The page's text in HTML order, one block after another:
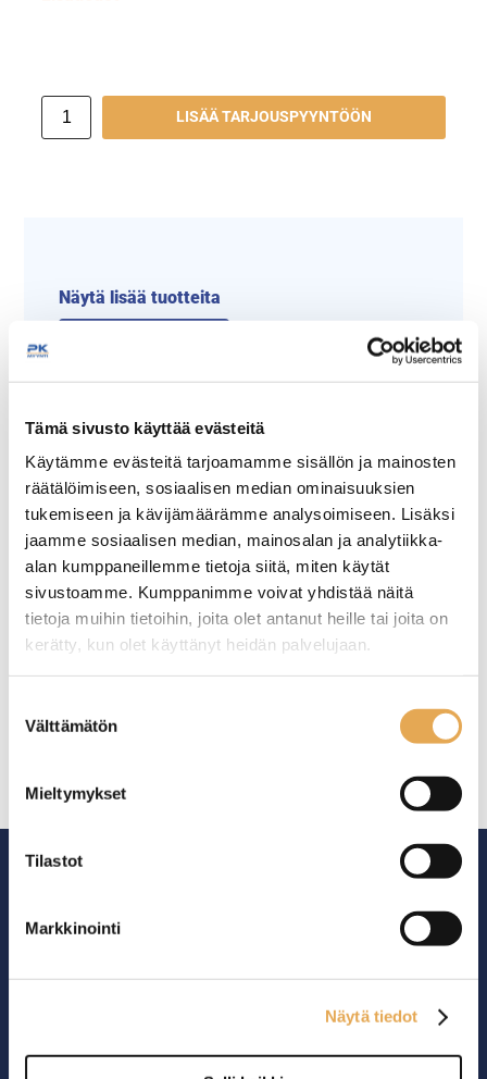
Tämä sivusto käyttää evästeitä
Käytämme evästeitä tarjoamamme sisällön ja mainosten
räätälöimiseen, sosiaalisen median ominaisuuksien
tukemiseen ja kävijämäärämme analysoimiseen. Lisäksi
jaamme sosiaalisen median, mainosalan ja analytiikka-
alan kumppaneillemme tietoja siitä, miten käytät
sivustoamme. Kumppanimme voivat yhdistää näitä
tietoja muihin tietoihin, joita olet antanut heille tai joita on
kerätty, kun olet käyttänyt heidän palvelujaan.
valinta
Välttämätön
Mieltymykset
Tilastot
Markkinointi
Näytä tiedot
LISÄÄ TARJOUSPYYNTÖÖN
Näytä lisää tuotteita
Tämäkin laite sopivasti
rahoituksella
Ammattikeittiöiden asialla.
29 vuoden kokemuksella ympäri Suomen